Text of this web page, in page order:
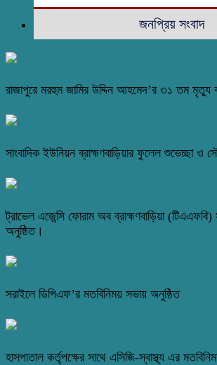
জনপ্রিয় সংবাদ
রাজাপুরে মরহুম জামির উদ্দিন আহমেদ’র ৩১ তম মৃত্যু
সাংবাদিক ইউনিয়ন ব্রাহ্মণবাড়িয়ার ফুলেল শুভেচ্ছা ও
ট্রাভেল এজেন্সি ফোরাম অব ব্রাহ্মণবাড়িয়া
অনুষ্ঠিত।
সরাইলে ডিপিএফ’র মতবিনিময় সভায় অনুষ্ঠিত
হাসপাতাল কর্তৃপক্ষের সাথে এসিজি-স্বাস্থ্য এর